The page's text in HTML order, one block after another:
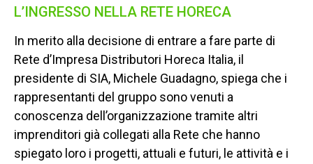
L’INGRESSO NELLA RETE HORECA
In merito alla decisione di entrare a fare parte di
Rete d’Impresa Distributori Horeca Italia, il
presidente di SIA, Michele Guadagno, spiega che i
rappresentanti del gruppo sono venuti a
conoscenza dell’organizzazione tramite altri
imprenditori già collegati alla Rete che hanno
spiegato loro i progetti, attuali e futuri, le attività e i